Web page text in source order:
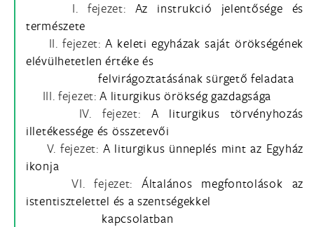
I. fejezet: Az instrukció jelentősége és
természete
II. fejezet:A keleti egyházak saját örökségének
elévülhetetlen értéke és
felvirágoztatásának sürgető feladata
III. fejezet:A liturgikus örökség gazdagsága
IV. fejezet: A liturgikus törvényhozás
illetékessége és összetevői
V. fejezet: A liturgikus ünneplés mint az Egyház
ikonja
VI. fejezet:Általános megfontolások az
istentisztelettel és a szentségekkel
kapcsolatban